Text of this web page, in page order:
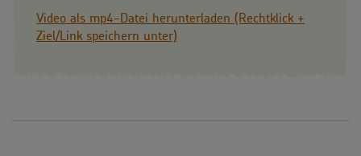
Video als mp4-Datei herunterladen (Rechtklick +
Ziel/Link speichern unter)